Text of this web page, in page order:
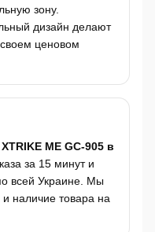
зону.
дизайн делают
ценовом
ME GC-905 в
за 15 минут и
всей Украине. Мы
и наличие товара на